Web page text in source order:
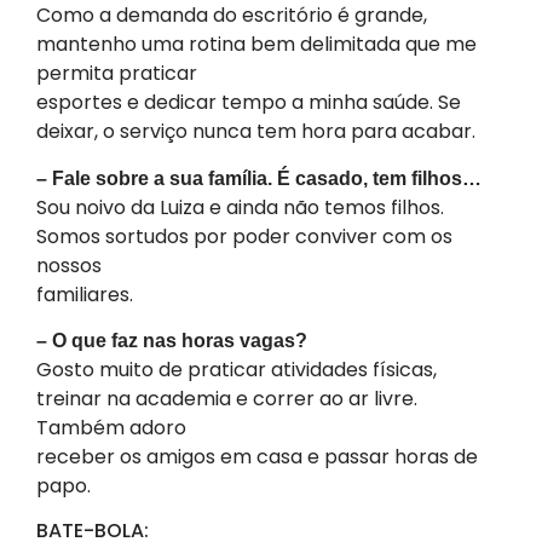
Como a demanda do escritório é grande,
mantenho uma rotina bem delimitada que me
permita praticar
esportes e dedicar tempo a minha saúde. Se
deixar, o serviço nunca tem hora para acabar.
– Fale sobre a sua família. É casado, tem filhos…
Sou noivo da Luiza e ainda não temos filhos.
Somos sortudos por poder conviver com os
nossos
familiares.
– O que faz nas horas vagas?
Gosto muito de praticar atividades físicas,
treinar na academia e correr ao ar livre.
Também adoro
receber os amigos em casa e passar horas de
papo.
BATE-BOLA: